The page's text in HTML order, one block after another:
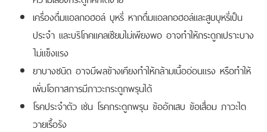
เครื่องดื่มแอลกอฮอล์ บุหรี่ หากดื่มแอลกอฮอล์และสูบบุหรี่เป็น
ประจำ และบริโภคแคลเซียมไม่เพียงพอ อาจทำให้กระดูกเปราะบาง
ไม่แข็งแรง
ยาบางชนิด อาจมีผลข้างเคียงทำให้กล้ามเนื้ออ่อนแรง หรือทำให้
เพิ่มโอกาสการมีภาวะกระดูกพรุนได้
โรคประจำตัว เช่น โรคกระดูกพรุน ข้ออักเสบ ข้อเสื่อม ภาวะไต
วายเรื้อรัง